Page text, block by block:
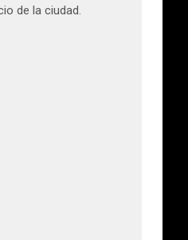
de la ciudad.